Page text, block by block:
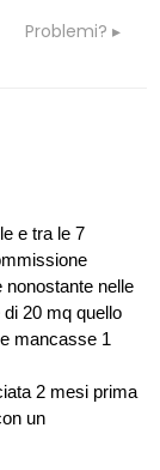
Problemi?
e tra le 7
nonostante nelle
20 mq quello
mancasse 1
2 mesi prima
un